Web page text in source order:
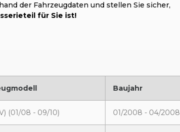
der Fahrzeugdaten und stellen Sie sicher,
für Sie ist!
Baujahr
(01/08 - 09/10) 01/2008 - 04/2008